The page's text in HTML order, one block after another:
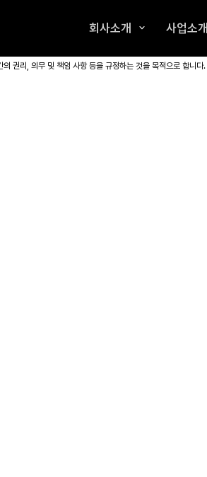
회사소개 사업소개
서비스 이용약관
권리, 의무 및 책임 사항 등을 규정하는 것을 목적으로 합니다.